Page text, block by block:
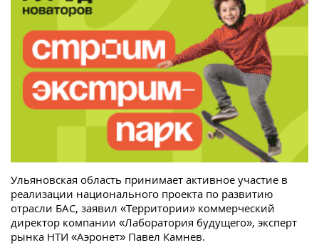
Ульяновская область принимает активное участие в
реализации национального проекта по развитию
отрасли БАС, заявил «Территории» коммерческий
директор компании «Лаборатория будущего», эксперт
рынка НТИ «Аэронет» Павел Камнев.